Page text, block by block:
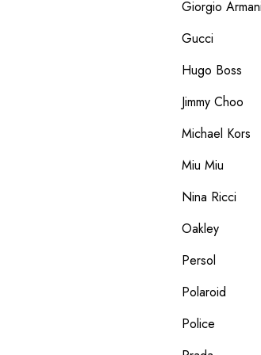
Giorgio Armani
Gucci
Hugo Boss
Jimmy Choo
Michael Kors
Miu Miu
Nina Ricci
Oakley
Persol
Polaroid
Police